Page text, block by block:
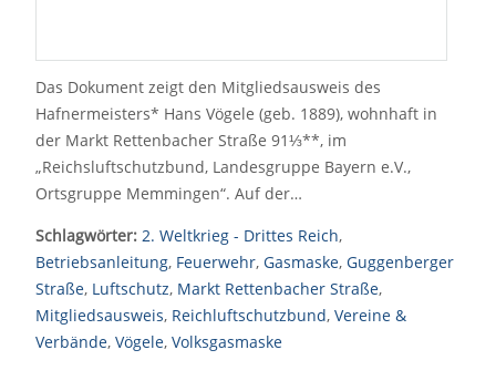
Das Dokument zeigt den Mitgliedsausweis des
Hafnermeisters* Hans Vögele (geb. 1889), wohnhaft in
der Markt Rettenbacher Straße 91⅓**, im
„Reichsluftschutzbund, Landesgruppe Bayern e.V.,
Ortsgruppe Memmingen“. Auf der…
Schlagwörter: 2. Weltkrieg - Drittes Reich,
Betriebsanleitung, Feuerwehr, Gasmaske, Guggenberger
Straße, Luftschutz, Markt Rettenbacher Straße,
Mitgliedsausweis, Reichluftschutzbund, Vereine &
Verbände, Vögele, Volksgasmaske